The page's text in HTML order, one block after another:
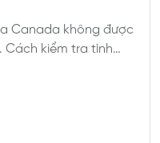
Canada không được
Cách kiểm tra tình